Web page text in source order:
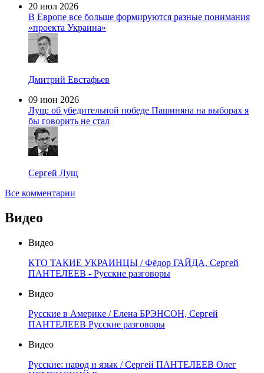
20 июл 2026
В Европе все больше формируются разные понимания
«проекта Украина»
Дмитрий Евстафьев
09 июн 2026
Лущ: об убедительной победе Пашиняна на выборах я
бы говорить не стал
Сергей Лущ
Все комментарии
Видео
Видео
КТО ТАКИЕ УКРАИНЦЫ / Фёдор ГАЙДА, Сергей
ПАНТЕЛЕЕВ - Русские разговоры
Видео
Русские в Америке / Елена БРЭНСОН, Сергей
ПАНТЕЛЕЕВ Русские разговоры
Видео
Русские: народ и язык / Сергей ПАНТЕЛЕЕВ Олег